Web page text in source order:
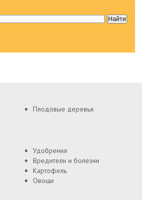
Плодовые деревья
Удобрения
Вредители и болезни
Картофель
Овощи